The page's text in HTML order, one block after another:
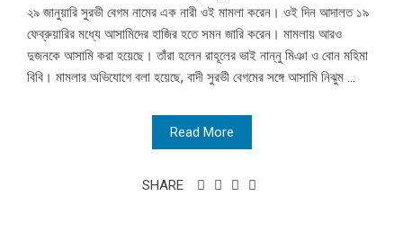
২৯ জানুয়ারি সুরভী বেগম নামের এক নারী ওই মামলা করেন। ওই দিন আদালত ১৯
ফেব্রুয়ারির মধ্যে আসামিদের হাজির হতে সমন জারি করেন। মামলায় আরও
দুজনকে আসামি করা হয়েছে। তাঁরা হলেন রাহূলের ভাই নান্নু মিঞা ও বোন মহিমা
বিবি। মামলার অভিযোগে বলা হয়েছে, বাদী সুরভী বেগমের সঙ্গে আসামি নিঝুম ...
Read More
SHARE